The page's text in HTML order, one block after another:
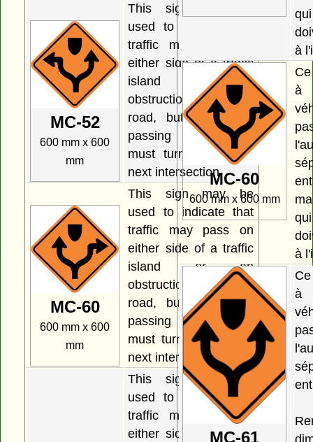
MC-52
600 mm x 600
mm
This sign may be
used to indicate that
traffic may pass on
either side of a traffic
island or an
obstruction in the
road, but that traffic
passing on the left
must turn left at the
next intersection.
MC-60
600 mm x 600
mm
This sign may be
used to indicate that
traffic may pass on
either side of a traffic
island or an
obstruction in the
road, but that traffic
passing on the right
must turn right at the
next intersection.
This sign may be
used to indicate that
traffic may pass on
either side of a traffic
à
MC-60
600 mm x 600 mm
à
à
MC-61
à